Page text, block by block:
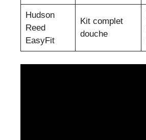
Hudson
Reed
EasyFit
Kit complet
douche